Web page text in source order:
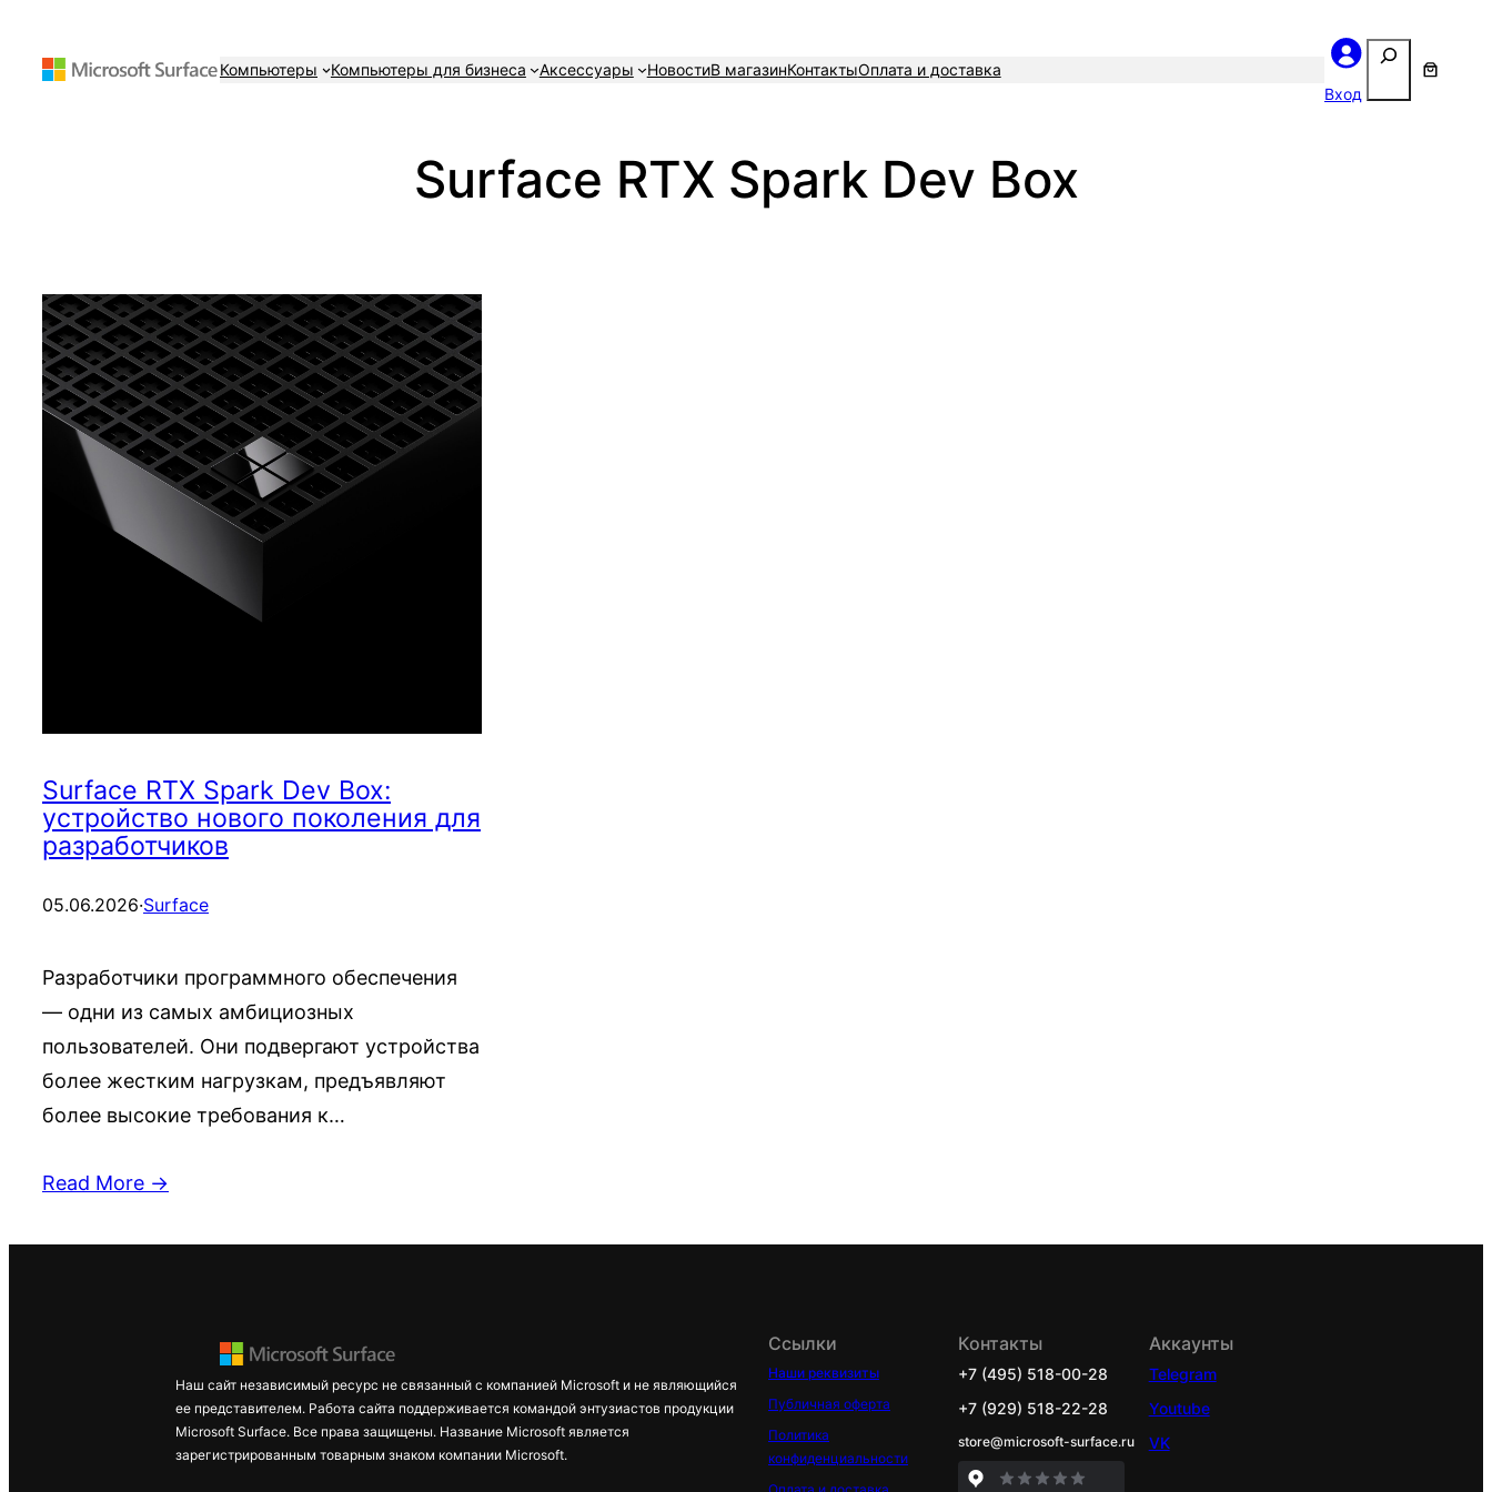
Компьютеры Компьютеры для бизнеса Аксессуары НовостиВ магазинКонтактыОплата и доставка
Вход
Поиск
Surface RTX Spark Dev Box
Surface RTX Spark Dev Box:
устройство нового поколения для
разработчиков
05.06.2026·Surface
Разработчики программного обеспечения
— одни из самых амбициозных
пользователей. Они подвергают устройства
более жестким нагрузкам, предъявляют
более высокие требования к…
Read More →
Наш сайт независимый ресурс не связанный с компанией Microsoft и не являющийся
ее представителем. Работа сайта поддерживается командой энтузиастов продукции
Microsoft Surface. Все права защищены. Название Microsoft является
зарегистрированным товарным знаком компании Microsoft.
Ссылки
Наши реквизиты
Публичная оферта
Политика
конфиденциальности
Контакты
+7 (495) 518-00-28
+7 (929) 518-22-28
store@microsoft-surface.ru
Аккаунты
Telegram
Youtube
VK